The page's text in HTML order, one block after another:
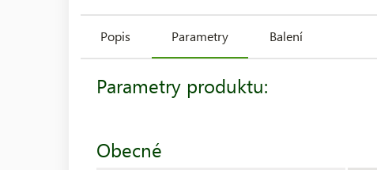
Popis Parametry Balení
Parametry produktu:
Obecné